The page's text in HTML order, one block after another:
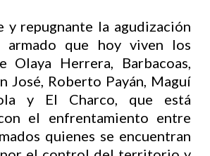
y repugnante la agudización
que hoy viven los
Olaya Herrera, Barbacoas,
José, Roberto Payán, Maguí
y El Charco, que está
el enfrentamiento entre
quienes se encuentran